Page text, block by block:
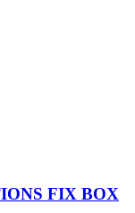
FIX BOX